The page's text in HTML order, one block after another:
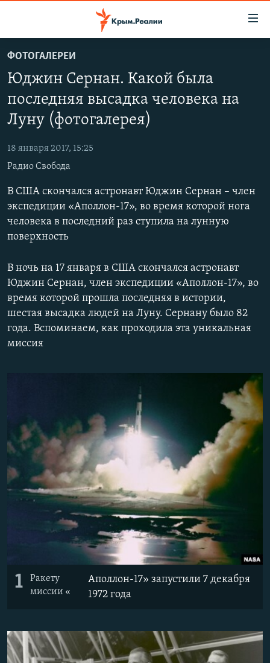
основному
содержанию
навигации
Вернутся
СПЕЦПРОЕКТЫ
ГРУЗ 200
КАРТА ВОЕННЫХ ОБЪЕКТОВ КРЫМА
11 ЛЕТ ОККУПАЦИИ КРЫМА. 11 ИСТОРИЙ СОПРОТИВЛЕНИЯ
ВОДА
ИСТОРИЯ
ЕЩЕ
ИНТЕРАКТИВ
ИНФОГРАФИКА
ТЕЛЕПРОЕКТ КРЫМ.РЕАЛИИ
СОВЕТЫ ПРАВОЗАЩИТНИКОВ
ПОБЕДИТЕЛЕЙ НЕ СУДЯТ?
КРЫМ.НЕПОКОРЕННЫЙ
ELIFBE
УКРАИНСКАЯ ПРОБЛЕМА КРЫМА
РАДІО СВОБОДА
КАК ОБОЙТИ БЛОКИРОВКУ
Українською
ПРИСОЕДИНЯЙТЕСЬ!
ФОТОГАЛЕРЕИ
Юджин Сернан. Какой была
последняя высадка человека на
Луну (фотогалерея)
18 января 2017, 15:25
Радио Свобода
В США скончался астронавт Юджин Сернан – член
экспедиции «Аполлон-17», во время которой нога
человека в последний раз ступила на лунную
поверхность
В ночь на 17 января в США скончался астронавт
Юджин Сернан, член экспедиции «Аполлон-17», во
время которой прошла последняя в истории,
шестая высадка людей на Луну. Сернану было 82
года. Вспоминаем, как проходила эта уникальная
миссия​
1
Ракету
миссии «
Аполлон-17» запустили 7 декабря
1972 года